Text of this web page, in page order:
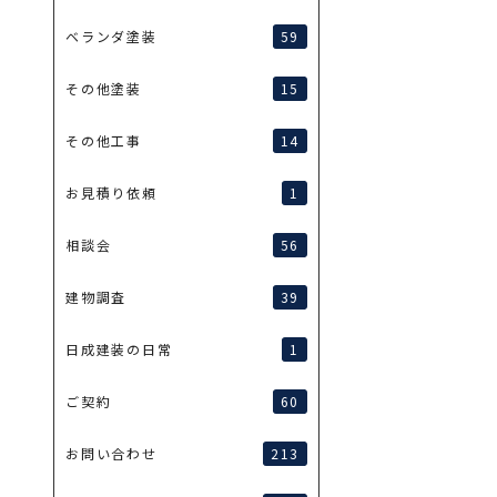
ベランダ塗装 59
その他塗装 15
その他工事 14
お見積り依頼 1
相談会 56
建物調査 39
日成建装の日常 1
ご契約 60
お問い合わせ 213